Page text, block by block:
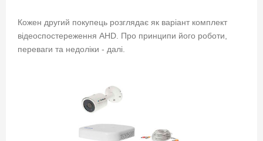
Кожен другий покупець розглядає як варіант комплект
відеоспостереження AHD. Про принципи його роботи,
переваги та недоліки - далі.